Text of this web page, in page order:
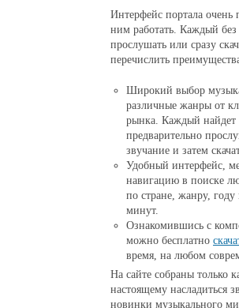
Интерфейс портала очень
ним работать. Каждый
прослушать или сразу
перечислить
Широкий выбор
различные жанры от
рынка. Каждый найдет
предварительно
звучание и затем
Удобный интерфейс,
навигацию в поиске
по стране, жанру,
минут.
Ознакомившись с
можно бесплатно
время, на любом
На сайте собраны только
настоящему насладиться
новинки музыкального